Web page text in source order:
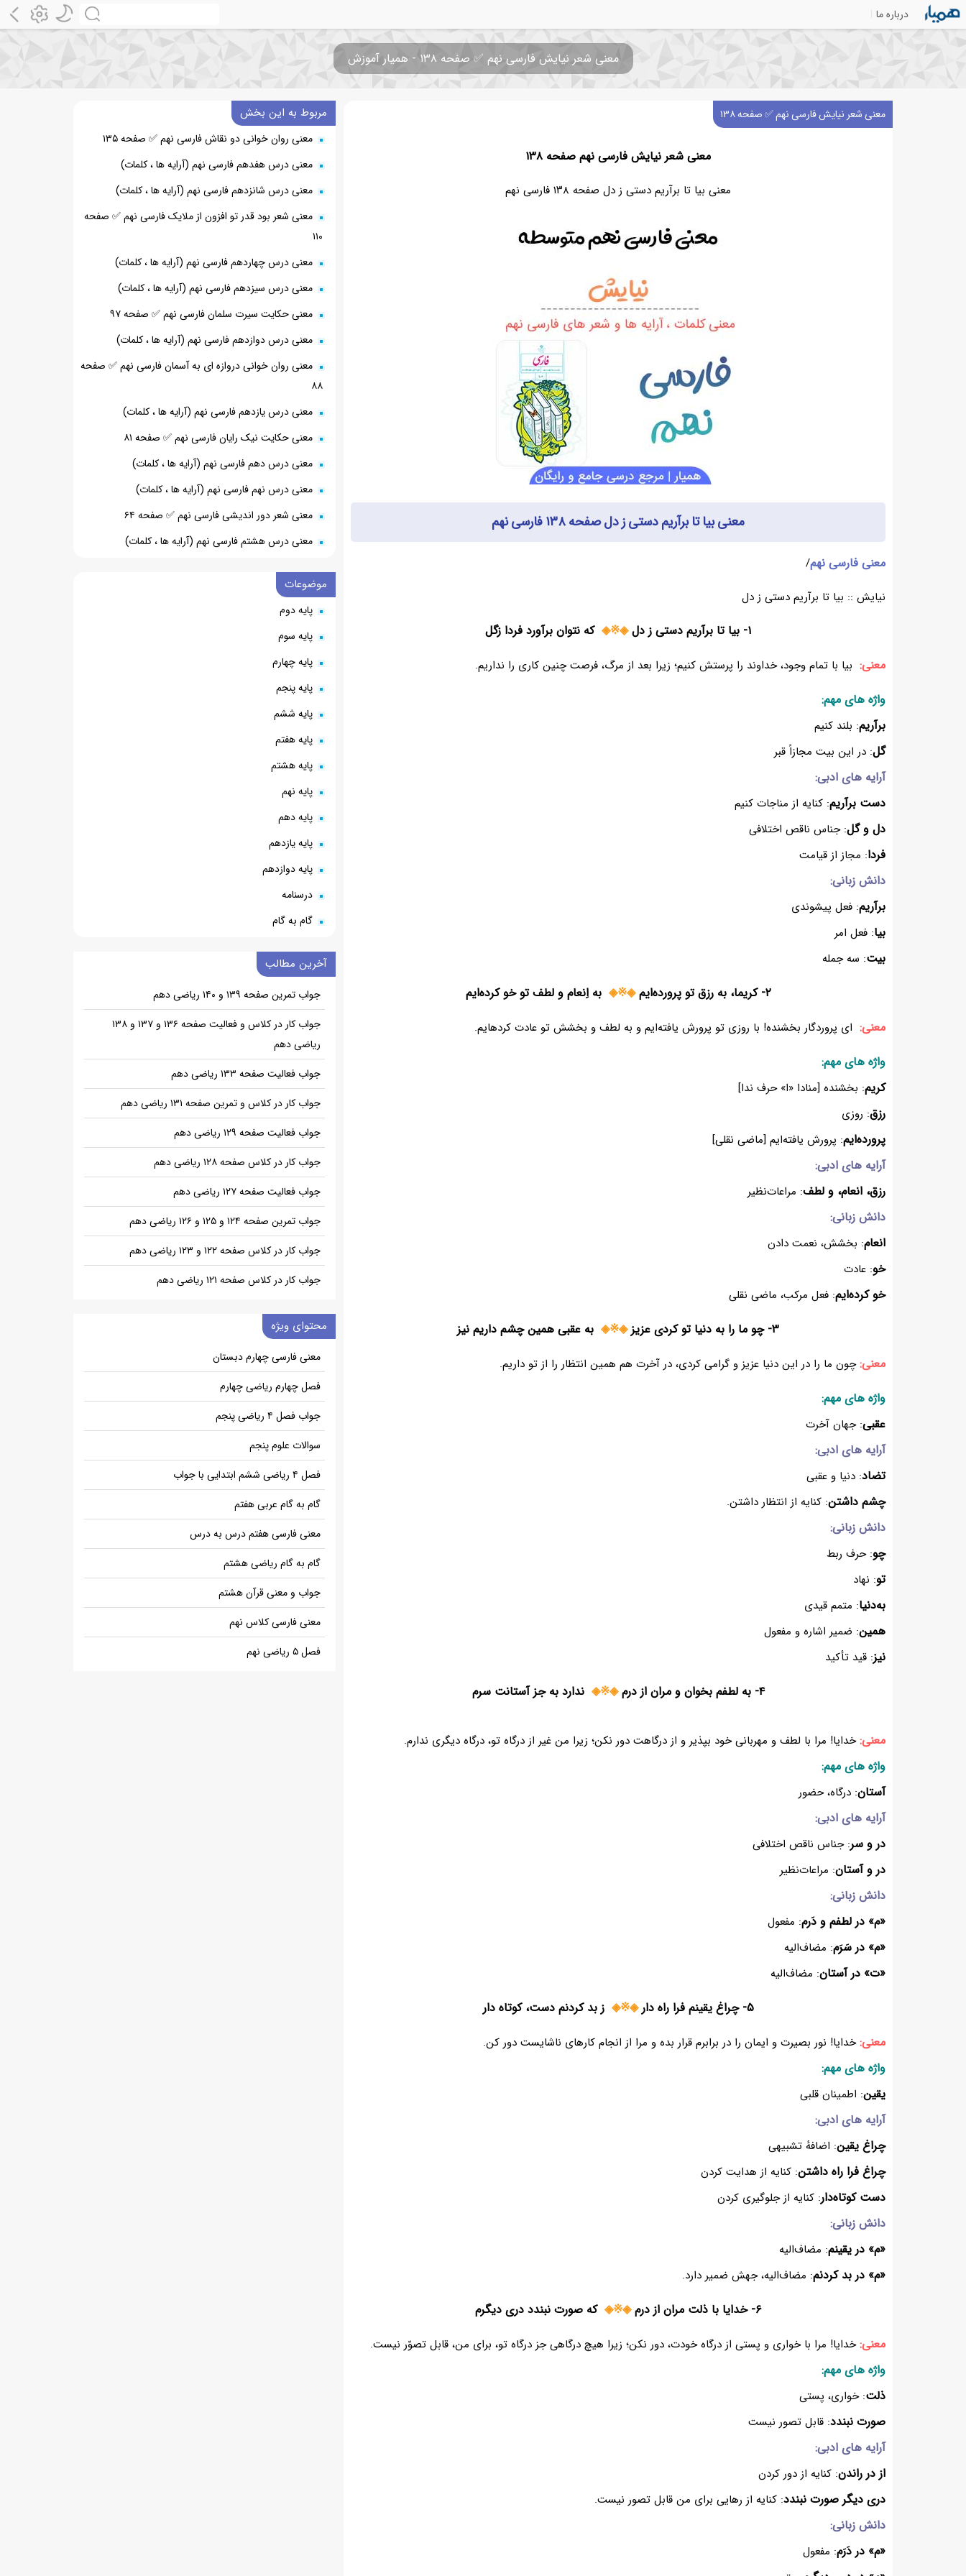
درباره ما
معنی شعر نیایش فارسی نهم ✅ صفحه ۱۳۸ - همیار آموزش
معنی شعر نیایش فارسی نهم ✅ صفحه ۱۳۸
معنی شعر نیایش فارسی نهم صفحه ۱۳۸
معنی بیا تا برآریم دستی ز دل صفحه ۱۳۸ فارسی نهم
معنی بیا تا برآریم دستی ز دل صفحه ۱۳۸ فارسی نهم
معنی فارسی نهم/
نیایش :: بیا تا برآریم دستی ز دل
۱- بیا تا برآریم دستی ز دل ◈※◈که نتوان برآورد فردا زگل
معنی: بیا با تمام وجود، خداوند را پرستش کنیم؛ زیرا بعد از مرگ، فرصت چنین کاری را نداریم.
واژه های مهم:
برآریم: بلند کنیم
گل: در این بیت مجازاً قبر
آرایه های ادبی:
دست برآریم: کنایه از مناجات کنیم
دل و گل: جناس ناقص اختلافی
فردا: مجاز از قیامت
دانش زبانی:
برآریم: فعل پیشوندی
بیا: فعل امر
بیت: سه جمله
۲- کریما، به رزق تو پرورده‌ایم ◈※◈به اِنعام و لطف تو خو کرده‌ایم
معنی: ای پروردگار بخشنده! با روزی تو پرورش یافته‌ایم و به لطف و بخشش تو عادت کردهایم.
واژه های مهم:
کریم: بخشنده [منادا «ا» حرف ندا]
رزق: روزی
پرورده‌ایم: پرورش یافته‌ایم [ماضی نقلی]
آرایه های ادبی:
رزق، انعام، و لطف: مراعات‌نظیر
دانش زبانی:
انعام: بخشش، نعمت دادن
خو: عادت
خو کرده‌ایم: فعل مرکب، ماضی نقلی
۳- چو ما را به دنیا تو کردی عزیز ◈※◈ به عقبی همین چشم داریم نیز
معنی:چون ما را در این دنیا عزیز و گرامی کردی، در آخرت هم همین انتظار را از تو داریم.
واژه های مهم:
عقبی: جهان آخرت
آرایه های ادبی:
تضاد: دنیا و عقبی
چشم داشتن: کنایه از انتظار داشتن.
دانش زبانی:
چو: حرف ربط
تو: نهاد
به‌دنیا: متمم قیدی
همین: ضمیر اشاره و مفعول
نیز: قید تأکید
۴- به لطفم بخوان و مران از درم ◈※◈ندارد به جز آستانت سرم
معنی:خدایا! مرا با لطف و مهربانی خود بپذیر و از درگاهت دور نکن؛ زیرا من غیر از درگاه تو، درگاه دیگری ندارم.
واژه های مهم:
آستان: درگاه، حضور
آرایه های ادبی:
در و سر: جناس ناقص اختلافی
در و آستان: مراعات‌نظیر
دانش زبانی:
«م» در لطفم و دَرم: مفعول
«م» در سَرَم: مضاف‌الیه
«ت» در آستان: مضاف‌الیه
۵- چراغ یقینم فرا راه دار ◈※◈ز بد کردنم دست، کوتاه دار
معنی:خدایا! نور بصیرت و ایمان را در برابرم قرار بده و مرا از انجام کارهای ناشایست دور کن.
واژه های مهم:
یقین: اطمینان قلبی
آرایه های ادبی:
چراغ یقین: اضافهٔ تشبیهی
چراغ فرا راه داشتن: کنایه از هدایت کردن
دست کوتاه‌دار: کنایه از جلوگیری کردن
دانش زبانی:
«م» در یقینم: مضاف‌الیه
«م» در بد کردنم: مضاف‌الیه، جهش ضمیر دارد.
۶- خدایا با ذلت مران از درم ◈※◈که صورت نبندد دری دیگرم
معنی:خدایا! مرا با خواری و پستی از درگاه خودت، دور نکن؛ زیرا هیچ درگاهی جز درگاه تو، برای من، قابل تصوّر نیست.
واژه های مهم:
ذلت: خواری، پستی
صورت نبندد: قابل تصور نیست
آرایه های ادبی:
از در راندن: کنایه از دور کردن
دری دیگر صورت نبندد: کنایه از رهایی برای من قابل تصور نیست.
دانش زبانی:
«م» در دَرَم: مفعول
مربوط به این بخش
معنی روان خوانی دو نقاش فارسی نهم ✅ صفحه ۱۳۵
معنی درس هفدهم فارسی نهم (آرایه ها ، کلمات)
معنی درس شانزدهم فارسی نهم (آرایه ها ، کلمات)
معنی شعر بود قدر تو افزون از ملایک فارسی نهم ✅ صفحه
۱۱۰
معنی درس چهاردهم فارسی نهم (آرایه ها ، کلمات)
معنی درس سیزدهم فارسی نهم (آرایه ها ، کلمات)
معنی حکایت سیرت سلمان فارسی نهم ✅ صفحه ۹۷
معنی درس دوازدهم فارسی نهم (آرایه ها ، کلمات)
معنی روان خوانی دروازه ای به آسمان فارسی نهم ✅ صفحه
۸۸
معنی درس یازدهم فارسی نهم (آرایه ها ، کلمات)
معنی حکایت نیک رایان فارسی نهم ✅ صفحه ۸۱
معنی درس دهم فارسی نهم (آرایه ها ، کلمات)
معنی درس نهم فارسی نهم (آرایه ها ، کلمات)
معنی شعر دور اندیشی فارسی نهم ✅ صفحه ۶۴
معنی درس هشتم فارسی نهم (آرایه ها ، کلمات)
موضوعات
پایه دوم
پایه سوم
پایه چهارم
پایه پنجم
پایه ششم
پایه هفتم
پایه هشتم
پایه نهم
پایه دهم
پایه یازدهم
پایه دوازدهم
درسنامه
گام به گام
آخرین مطالب
جواب تمرین صفحه ۱۳۹ و ۱۴۰ ریاضی دهم
جواب کار در کلاس و فعالیت صفحه ۱۳۶ و ۱۳۷ و ۱۳۸
ریاضی دهم
جواب فعالیت صفحه ۱۳۳ ریاضی دهم
جواب کار در کلاس و تمرین صفحه ۱۳۱ ریاضی دهم
جواب فعالیت صفحه ۱۲۹ ریاضی دهم
جواب کار در کلاس صفحه ۱۲۸ ریاضی دهم
جواب فعالیت صفحه ۱۲۷ ریاضی دهم
جواب تمرین صفحه ۱۲۴ و ۱۲۵ و ۱۲۶ ریاضی دهم
جواب کار در کلاس صفحه ۱۲۲ و ۱۲۳ ریاضی دهم
جواب کار در کلاس صفحه ۱۲۱ ریاضی دهم
محتوای ویژه
معنی فارسی چهارم دبستان
فصل چهارم ریاضی چهارم
جواب فصل ۴ ریاضی پنجم
سوالات علوم پنجم
فصل ۴ ریاضی ششم ابتدایی با جواب
گام به گام عربی هفتم
معنی فارسی هفتم درس به درس
گام به گام ریاضی هشتم
جواب و معنی قرآن هشتم
معنی فارسی کلاس نهم
فصل ۵ ریاضی نهم